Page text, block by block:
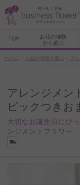
TOP
お花の種類
から選ぶ
ホーム お花の種類で選ぶ ア
アレンジメン
ピックつきお
大切なお誕生日にぴ
ンジメントフラワー